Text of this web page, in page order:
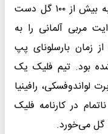
تیمی است که تا این مرحله از فصل به بیش از ۱۰۰ گل دست
مربی آلمانی را به
زمان بارسلونای پپ
بود. تیم فلیک یک
لواندوفسکی، رافینیا
در کارنامه فلیک
گل می‌خورد.